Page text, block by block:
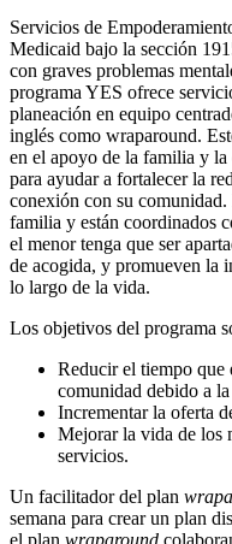
Servicios de
Medicaid bajo la sección
con graves problemas
programa YES ofrece
planeación en equipo
inglés como wraparound.
en el apoyo de la familia y
para ayudar a fortalecer la
conexión con su
familia y están coordinados
el menor tenga que ser
de acogida, y promueven la
lo largo de la vida.
Los objetivos del programa
Reducir el tiempo que
comunidad debido a
Incrementar la oferta
Mejorar la vida de los
servicios.
Un facilitador del plan
semana para crear un plan
el plan wraparound